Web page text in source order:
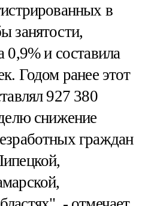
в
занятости,
0,9% и составила
Годом ранее этот
927 380
снижение
граждан